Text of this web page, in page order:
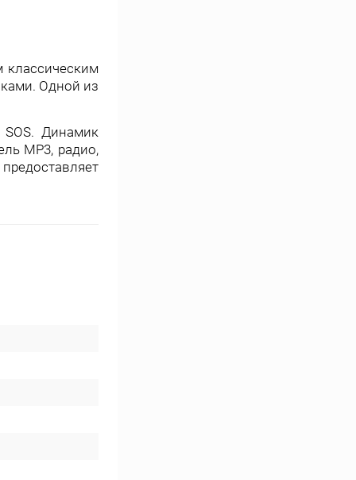
классическим
Одной из
Динамик
MP3, радио,